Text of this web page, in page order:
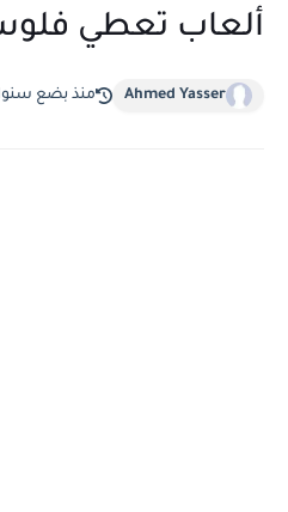
ألعاب تعطي
Ahmed Yasser منذ بضع